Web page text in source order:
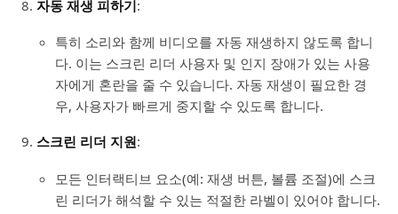
자동 재생 피하기:
특히 소리와 함께 비디오를 자동 재생하지 않도록 합니
다. 이는 스크린 리더 사용자 및 인지 장애가 있는 사용
자에게 혼란을 줄 수 있습니다. 자동 재생이 필요한 경
우, 사용자가 빠르게 중지할 수 있도록 합니다.
스크린 리더 지원:
모든 인터랙티브 요소(예: 재생 버튼, 볼륨 조절)에 스크
린 리더가 해석할 수 있는 적절한 라벨이 있어야 합니다.